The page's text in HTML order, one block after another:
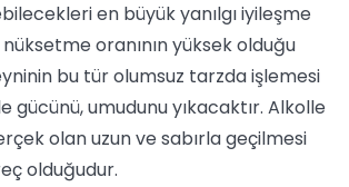
en büyük yanılgı iyileşme
nüksetme oranının yüksek olduğu
bu tür olumsuz tarzda işlemesi
gücünü, umudunu yıkacaktır. Alkolle
olan uzun ve sabırla geçilmesi
olduğudur.